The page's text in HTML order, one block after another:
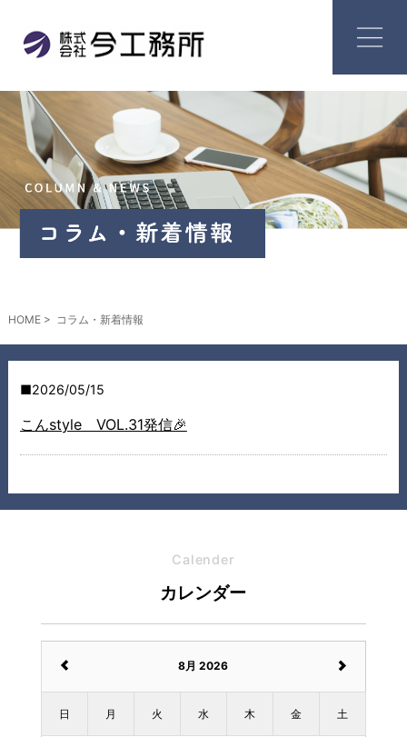
HOME コラム・新着情報
2026/05/15
こんstyle VOL.31発信🎉
Calender
カレンダー
8月 2026
日 月 火 水 木 金 土